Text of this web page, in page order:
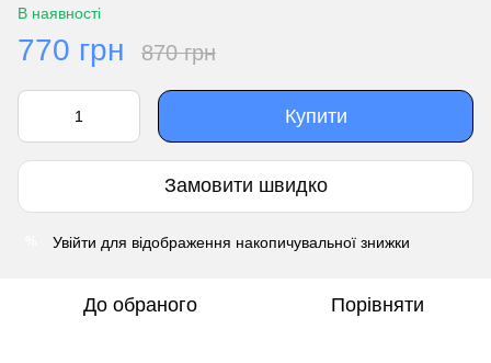
В наявності
770 грн 870 грн
Купити
Замовити швидко
Увійти для відображення накопичувальної знижки
До обраного Порівняти